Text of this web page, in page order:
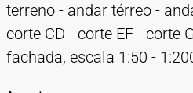
terreno - andar térreo -
corte CD - corte EF - corte
fachada, escala 1:50 -